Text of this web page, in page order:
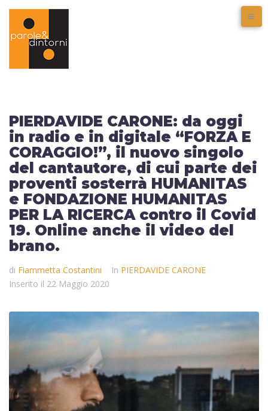
PIERDAVIDE CARONE: da oggi
in radio e in digitale “FORZA E
CORAGGIO!”, il nuovo singolo
del cantautore, di cui parte dei
proventi sosterrà HUMANITAS
e FONDAZIONE HUMANITAS
PER LA RICERCA contro il Covid
19. Online anche il video del
brano.
di Fiammetta Costantini In PIERDAVIDE CARONE
Inserito il 22 Maggio 2020